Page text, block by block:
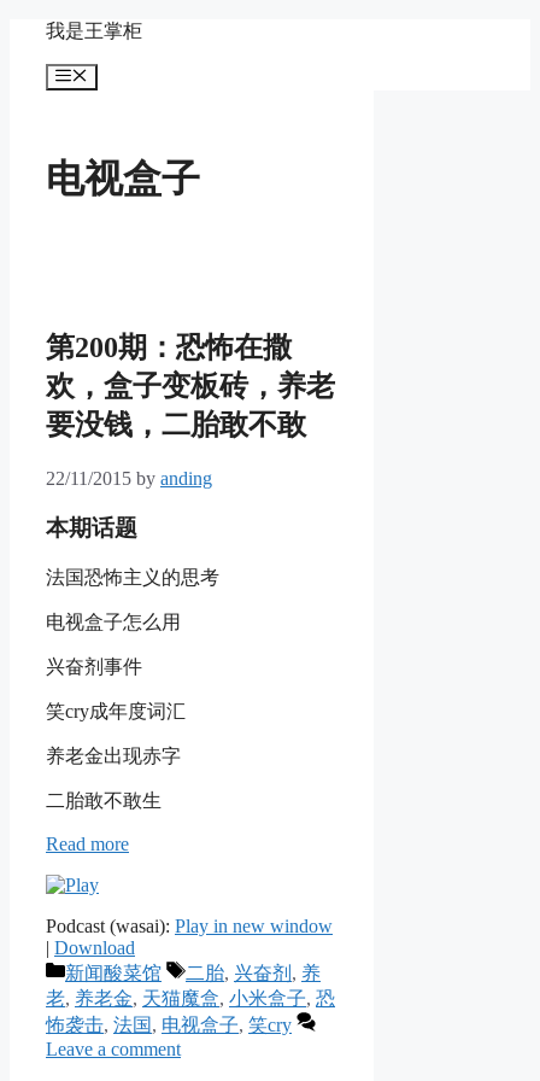
content
我是王掌柜
Menu
电视盒子
第200期：恐怖在撒
欢，盒子变板砖，养老
要没钱，二胎敢不敢
22/11/2015 by anding
本期话题
法国恐怖主义的思考
电视盒子怎么用
兴奋剂事件
笑cry成年度词汇
养老金出现赤字
二胎敢不敢生
Read more
Podcast (wasai): Play in new window
Download
Categories
新闻酸菜馆 Tags
二胎, 兴奋剂 , 养
老, 养老金, 天猫魔盒, 小米盒子, 恐
怖袭击, 法国 , 电视盒子, 笑cry
Leave a comment